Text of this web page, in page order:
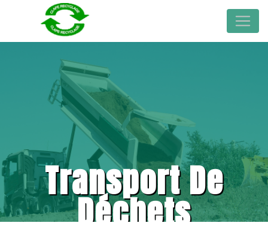
Transport De
Déchets